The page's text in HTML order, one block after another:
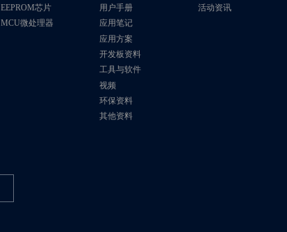
EEPROM芯片
MCU微处理器
用户手册
应用笔记
应用方案
开发板资料
工具与软件
视频
环保资料
其他资料
活动资讯